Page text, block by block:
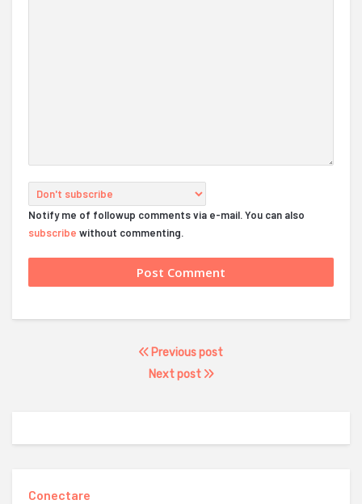
Notify me of followup comments via e-mail. You can also
subscribe without commenting.
Previous post
Next post
Conectare